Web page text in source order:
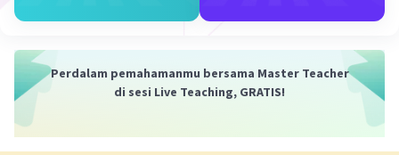
Perdalam pemahamanmu bersama Master Teacher
di sesi Live Teaching, GRATIS!